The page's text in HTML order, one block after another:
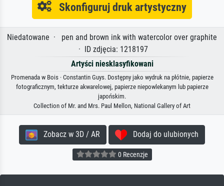
Skonfiguruj druk artystyczny
Niedatowane · pen and brown ink with watercolor over graphite
· ID zdjęcia: 1218197
Artyści niesklasyfikowani
Promenada w Bois · Constantin Guys. Dostępny jako wydruk na płótnie, papierze
fotograficznym, tekturze akwarelowej, papierze niepowlekanym lub papierze
japońskim.
Collection of Mr. and Mrs. Paul Mellon, National Gallery of Art
Zobacz w 3D / AR Dodaj do ulubionych
0 Recenzje